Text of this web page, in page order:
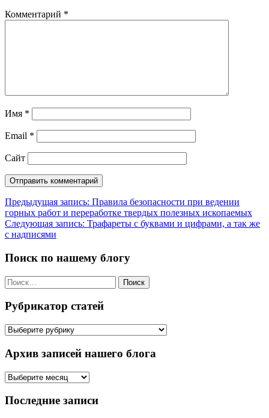
Комментарий *
Имя *
Email *
Сайт
Навигация
по
записям
Предыдущая запись: Правила безопасности при ведении
горных работ и переработке твердых полезных ископаемых
Следующая запись: Трафареты с буквами и цифрами, а так же
с надписями
Поиск по нашему блогу
Найти:
Рубрикатор статей
Рубрикатор
Архив записей нашего блога
Архив
нашего
Последние записи